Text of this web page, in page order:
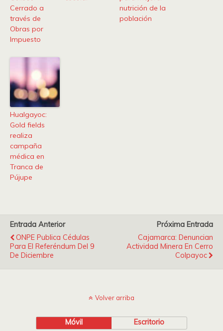
Cerrado a
través de
Obras por
Impuesto
nutrición de la
población
Hualgayoc:
Gold fields
realiza
campaña
médica en
Tranca de
Pújupe
Entrada Anterior
ONPE Publica Cédulas
Para El Referéndum Del 9
De Diciembre
Próxima Entrada
Cajamarca: Denuncian
Actividad Minera En Cerro
Colpayoc
Volver arriba
Móvil Escritorio